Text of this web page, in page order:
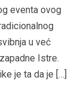
eventa ovog
u već
Istre.
je ta da je […]